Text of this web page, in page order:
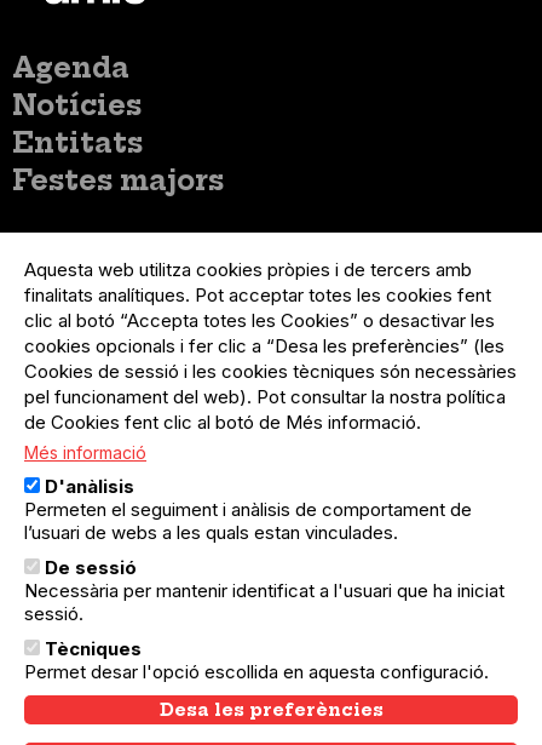
Menú
principal
Agenda
Notícies
Entitats
Festes majors
del
compte
d'usuari
Menú
usuari
no
loggat
Registre organització
Menú
Peu
Sobre el projecte
Preguntes freqüents
Contacte
Menú
Legal
Política de privacitat
Avís legal
Política de cookies
El Quèdequè no es fa responsable de les activitats
programades; en són responsables els col·lectius
organitzadors.
© Quedequè, 2025
Aquesta web utilitza cookies pròpies i de tercers amb
finalitats analítiques. Pot acceptar totes les cookies fent
clic al botó “Accepta totes les Cookies” o desactivar les
cookies opcionals i fer clic a “Desa les preferències” (les
Cookies de sessió i les cookies tècniques són necessàries
pel funcionament del web). Pot consultar la nostra política
de Cookies fent clic al botó de Més informació.
Més informació
D'anàlisis
Permeten el seguiment i anàlisis de comportament de
l’usuari de webs a les quals estan vinculades.
De sessió
Necessària per mantenir identificat a l'usuari que ha iniciat
sessió.
Tècniques
Permet desar l'opció escollida en aquesta configuració.
Desa les preferències